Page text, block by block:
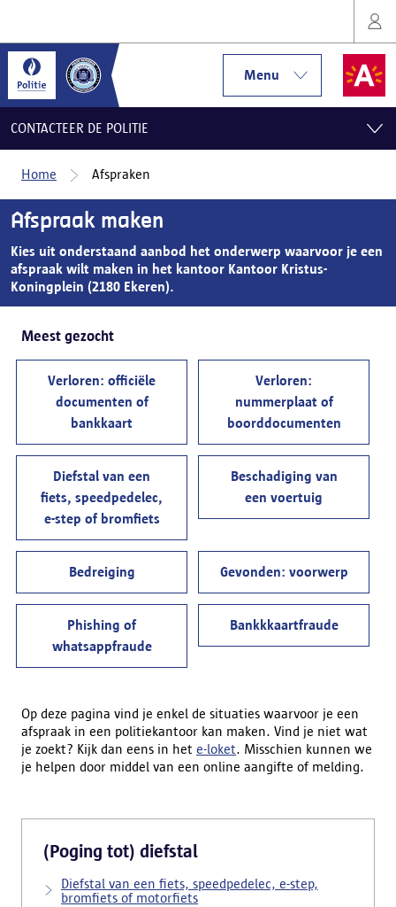
Menu
CONTACTEER DE POLITIE
Home Afspraken
Afspraak maken
Kies uit onderstaand aanbod het onderwerp waarvoor je een
afspraak wilt maken in het kantoor Kantoor Kristus-
Koningplein (2180 Ekeren).
Meest gezocht
Verloren: officiële
documenten of
bankkaart
Verloren:
nummerplaat of
boorddocumenten
Diefstal van een
fiets, speedpedelec,
e-step of bromfiets
Beschadiging van
een voertuig
Bedreiging Gevonden: voorwerp
Phishing of
whatsappfraude
Bankkkaartfraude
Op deze pagina vind je enkel de situaties waarvoor je een
afspraak in een politiekantoor kan maken. Vind je niet wat
je zoekt? Kijk dan eens in het e-loket. Misschien kunnen we
je helpen door middel van een online aangifte of melding.
(Poging tot) diefstal
Diefstal van een fiets, speedpedelec, e-step,
bromfiets of motorfiets